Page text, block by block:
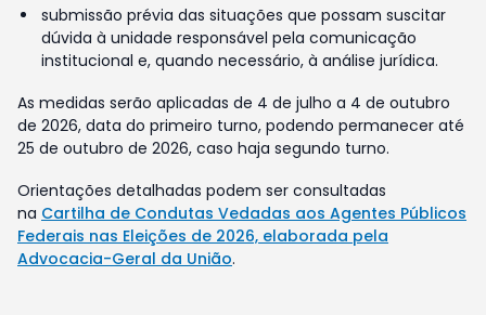
submissão prévia das situações que possam suscitar
dúvida à unidade responsável pela comunicação
institucional e, quando necessário, à análise jurídica.
As medidas serão aplicadas de 4 de julho a 4 de outubro
de 2026, data do primeiro turno, podendo permanecer até
25 de outubro de 2026, caso haja segundo turno.
Orientações detalhadas podem ser consultadas
na Cartilha de Condutas Vedadas aos Agentes Públicos
Federais nas Eleições de 2026, elaborada pela
Advocacia-Geral da União.